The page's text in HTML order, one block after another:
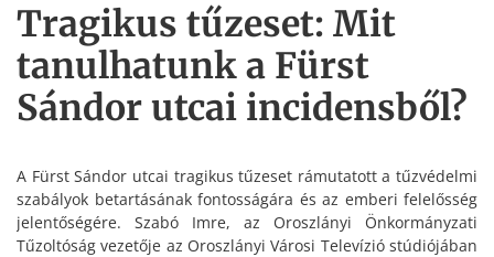
Tragikus tűzeset: Mit
tanulhatunk a Fürst
Sándor utcai incidensből?
A Fürst Sándor utcai tragikus tűzeset rámutatott a tűzvédelmi
szabályok betartásának fontosságára és az emberi felelősség
jelentőségére. Szabó Imre, az Oroszlányi Önkormányzati
Tűzoltóság vezetője az Oroszlányi Városi Televízió stúdiójában